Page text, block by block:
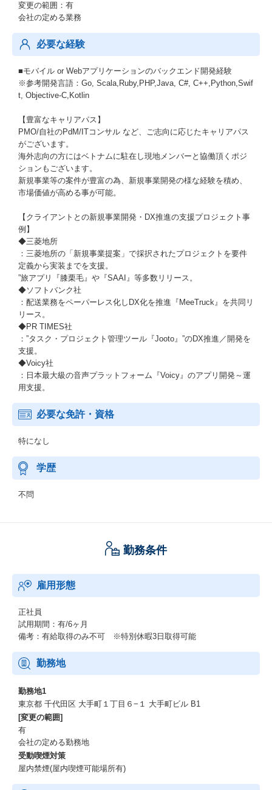
変更の範囲：有
会社の定める業務
必要な経験
■モバイル or Webアプリケーションのバックエンド開発経験
※参考開発言語：Go, Scala,Ruby,PHP,Java, C#, C++,Python,Swif
t, Objective-C,Kotlin
【豊富なキャリアパス】
PMO/自社のPdM/ITコンサル など、ご志向に応じたキャリアパス
がございます。
海外志向の方にはベトナムに駐在し現地メンバーと協働頂くポジ
ションもございます。
新規事業等の案件が豊富の為、新規事業開発の様な経験を積め、
市場価値が高める事が可能。
【クライアントとの新規事業開発・DX推進の支援プロジェクト事
例】
◆三菱地所
：三菱地所の「新規事業提案」で採択されたプロジェクトを要件
定義から実装までを支援。
”旅アプリ『膝栗毛』や『SAAI』等多数リリース。
◆ソフトバンク社
：配送業務をペーパーレス化しDX化を推進『MeeTruck』を共同リ
リース。
◆PR TIMES社
：”タスク・プロジェクト管理ツール『Jooto』”のDX推進／開発を
支援。
◆Voicy社
：日本最大級の音声プラットフォーム『Voicy』のアプリ開発～運
用支援。
必要な免許・資格
特になし
学歴
不問
勤務条件
雇用形態
正社員
試用期間：有/6ヶ月
備考：有給取得のみ不可 ※特別休暇3日取得可能
勤務地
勤務地1
東京都 千代田区 大手町１丁目６−１ 大手町ビル B1
[変更の範囲]
有
会社の定める勤務地
受動喫煙対策
屋内禁煙(屋内喫煙可能場所有)